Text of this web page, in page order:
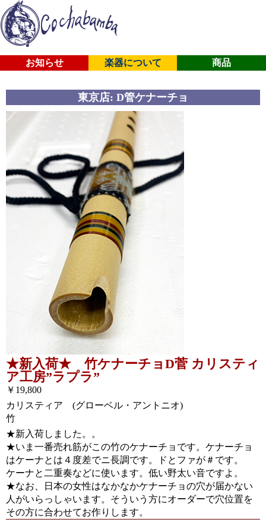
お知らせ 楽器について 商品
東京店: D管ケナーチョ
★新入荷★ 竹ケナーチョD菅 カリスティ
ア工房”ラプラ”
￥19,800
カリスティア (グローベル・アントニオ)
竹
★新入荷しました。。
★いま一番売れ筋がこの竹のケナーチョです。ケナーチョ
はケーナとは４度差でニ長調です。ドとファが＃です。
ケーナと二重奏などに使います。低い野太い音ですよ。
★なお、日本の女性はなかなかケナーチョの穴が届かない
人がいらっしゃいます。そういう方にオーダーで穴位置を
その方に合わせてお作りします。